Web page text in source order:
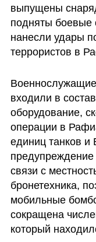
выпущены
подняты
нанесли удары
террористов в
входили в
оборудование,
операции в
единиц танков
предупреждение
связи с
бронетехника,
мобильные
сокращена
который